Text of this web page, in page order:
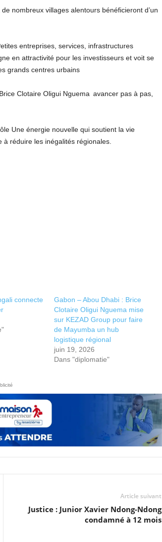
nombreux villages alentours bénéficieront d’un
entreprises, services, infrastructures
en attractivité pour les investisseurs et voit se
grands centres urbains
Clotaire Oligui Nguema avancer pas à pas,
Une énergie nouvelle qui soutient la vie
à réduire les inégalités régionales.
connecte
Gabon – Abou Dhabi : Brice
Clotaire Oligui Nguema mise
sur KEZAD Group pour faire
de Mayumba un hub
logistique régional
juin 19, 2026
Dans "diplomatie"
Article suivant
Justice : Junior Xavier Ndong-Ndong
condamné à 12 mois